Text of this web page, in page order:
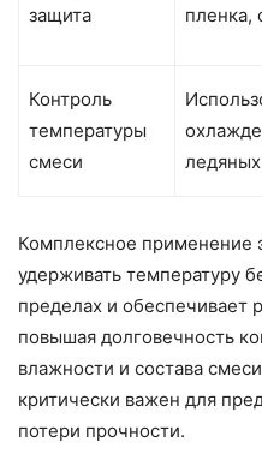
защита
пленка,
Контроль
температуры
смеси
Комплексное применение
удерживать температуру
пределах и обеспечивает
повышая долговечность
влажности и состава
критически важен для
потери прочности.